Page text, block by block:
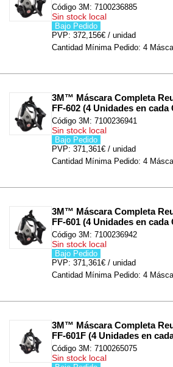
Código 3M: 7100236885
Sin stock local
Bajo Pedido
PVP: 372,156€ / unidad
Cantidad Mínima Pedido: 4
3M™ Máscara Completa
FF-602 (4 Unidades en cada
Código 3M: 7100236941
Sin stock local
Bajo Pedido
PVP: 371,361€ / unidad
Cantidad Mínima Pedido: 4
3M™ Máscara Completa
FF-601 (4 Unidades en cada
Código 3M: 7100236942
Sin stock local
Bajo Pedido
PVP: 371,361€ / unidad
Cantidad Mínima Pedido: 4
3M™ Máscara Completa
FF-601F (4 Unidades en
Código 3M: 7100265075
Sin stock local